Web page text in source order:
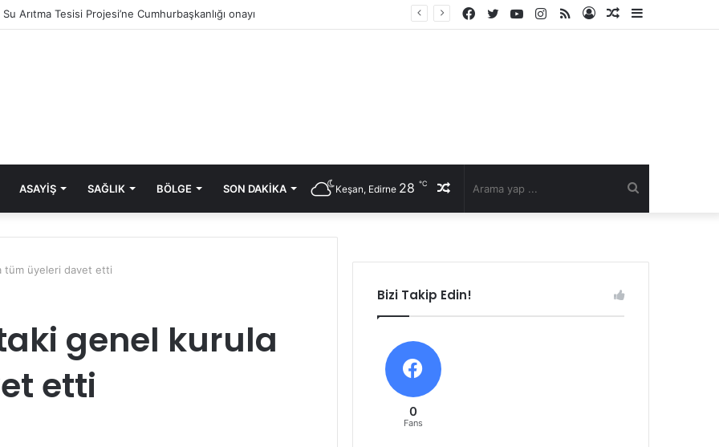
Su Arıtma Tesisi Projesi’ne Cumhurbaşkanlığı onayı
Kenar
Rastgele
Kayıt
RSS
Instagram
YouTube
Twitter
Facebook
ASAYIŞ SAĞLIK BÖLGE SON DAKIKA Rastgele
Keşan, Edirne 28 ℃
tüm üyeleri davet etti
genel kurula
etti
Bizi Takip Edin!
0
Fans